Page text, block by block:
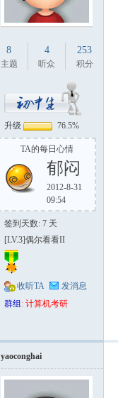
8
主题
4
听众
253
积分
升级 76.5%
TA的每日心情
郁闷
2012-8-31
09:54
签到天数: 7 天
[LV.3]偶尔看看II
收听TA
发消息
群组 : 计算机考研
yaoconghai